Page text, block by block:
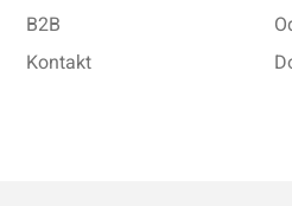
B2B
Kontakt